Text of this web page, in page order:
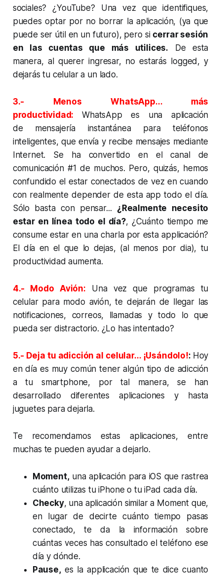
sociales? ¿YouTube? Una vez que identifiques,
puedes optar por no borrar la aplicación, (ya que
puede ser útil en un futuro), pero si cerrar sesión
en las cuentas que más utilices. De esta
manera, al querer ingresar, no estarás logged, y
dejarás tu celular a un lado.
3.- Menos WhatsApp... más
productividad:
WhatsApp es una aplicación
de mensajería instantánea para teléfonos
inteligentes, que envía y recibe mensajes mediante
Internet. Se ha convertido en el canal de
comunicación #1 de muchos. Pero, quizás, hemos
confundido el estar conectados de vez en cuando
con realmente depender de esta app todo el día.
Sólo basta con pensar... ¿Realmente necesito
estar en línea todo el día?, ¿Cuánto tiempo me
consume estar en una charla por esta applicación?
El día en el que lo dejas, (al menos por dia), tu
productividad aumenta.
4.- Modo Avión: Una vez que programas tu
celular para modo avión, te dejarán de llegar las
notificaciones, correos, llamadas y todo lo que
pueda ser distractorio. ¿Lo has intentado?
5.- Deja tu adicción al celular... ¡Usándolo!: Hoy
en día es muy común tener algún tipo de adicción
a tu smartphone, por tal manera, se han
desarrollado diferentes aplicaciones y hasta
juguetes para dejarla.
Te recomendamos estas aplicaciones, entre
muchas te pueden ayudar a dejarlo.
Moment,una aplicación para iOS que rastrea
cuánto utilizas tu iPhone o tu iPad cada día.
Checky, una aplicación similar a Moment que,
en lugar de decirte cuánto tiempo pasas
conectado, te da la información sobre
cuántas veces has consultado el teléfono ese
día y dónde.
Pause,es la applicación que te dice cuanto